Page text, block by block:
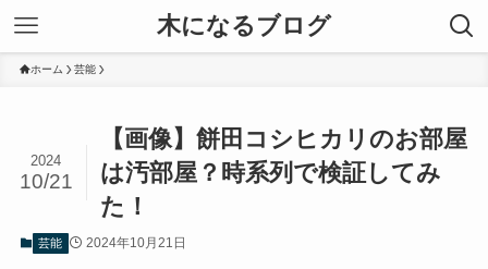
木になるブログ
ホーム 芸能
【画像】餅田コシヒカリのお部屋
は汚部屋？時系列で検証してみ
た！
2024
10/21
芸能 2024年10月21日